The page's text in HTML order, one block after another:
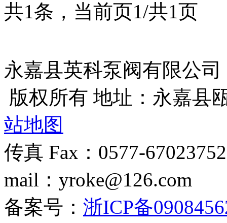
共1条，当前页1/共1页
永嘉县英科泵阀有限公司
版权所有 地址：永嘉县
站地图
传真 Fax：0577-
mail：yroke@126.com
备案号： 浙ICP备